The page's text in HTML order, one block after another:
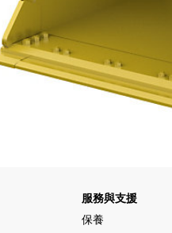
服務與支援
保養